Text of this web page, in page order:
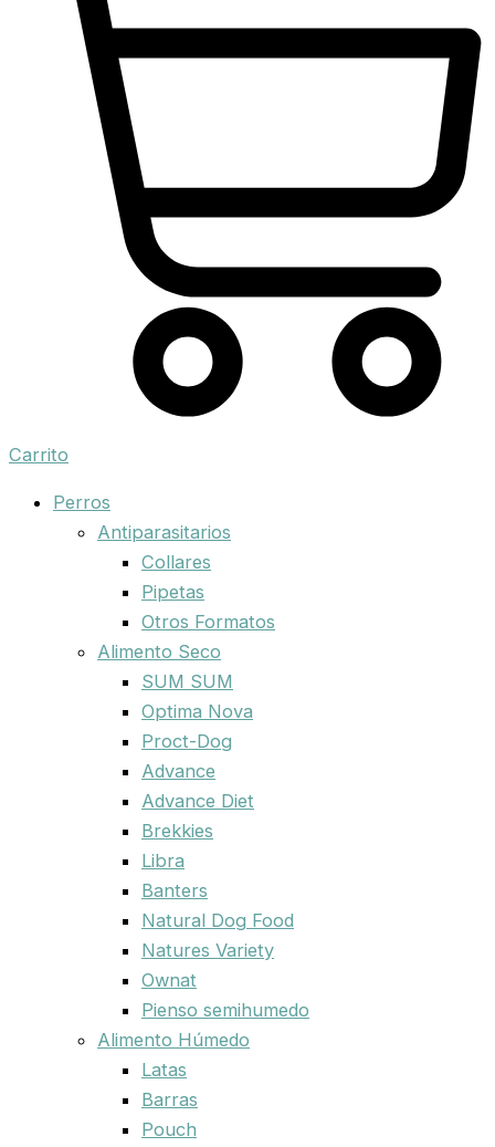
Carrito
Perros
Antiparasitarios
Collares
Pipetas
Otros Formatos
Alimento Seco
SUM SUM
Optima Nova
Proct-Dog
Advance
Advance Diet
Brekkies
Libra
Banters
Natural Dog Food
Natures Variety
Ownat
Pienso semihumedo
Alimento Húmedo
Latas
Barras
Pouch